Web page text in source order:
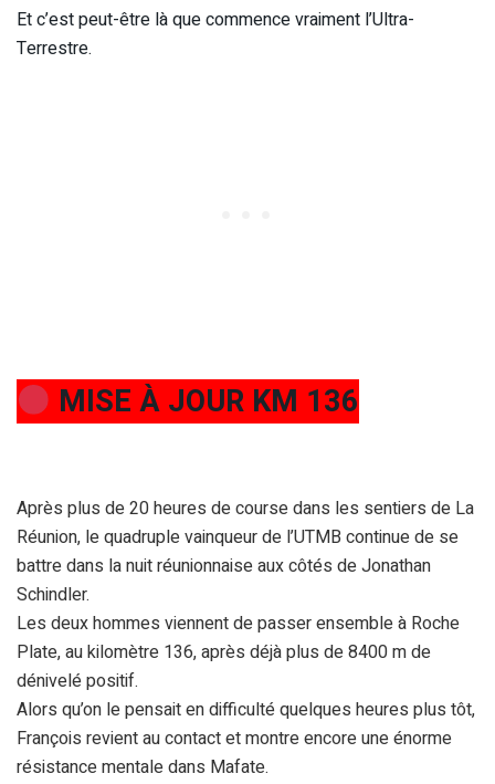
Et c’est peut-être là que commence vraiment l’Ultra-
Terrestre.
MISE À JOUR KM 136
Après plus de 20 heures de course dans les sentiers de La
Réunion, le quadruple vainqueur de l’UTMB continue de se
battre dans la nuit réunionnaise aux côtés de Jonathan
Schindler.
Les deux hommes viennent de passer ensemble à Roche
Plate, au kilomètre 136, après déjà plus de 8400 m de
dénivelé positif.
Alors qu’on le pensait en difficulté quelques heures plus tôt,
François revient au contact et montre encore une énorme
résistance mentale dans Mafate.